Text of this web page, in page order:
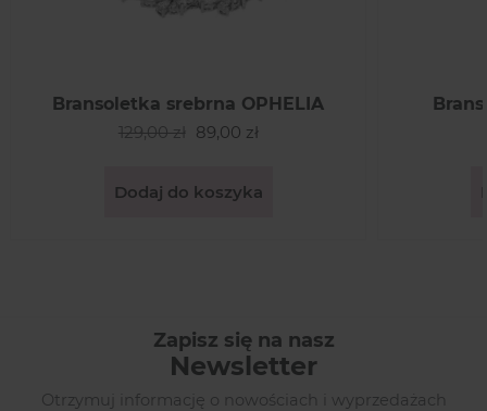
Bransoletka srebrna OPHELIA
129,00 zł 89,00 zł
Dodaj do koszyka
Zapisz się na nasz
Newsletter
Otrzymuj informację o nowościach i wyprzedażach